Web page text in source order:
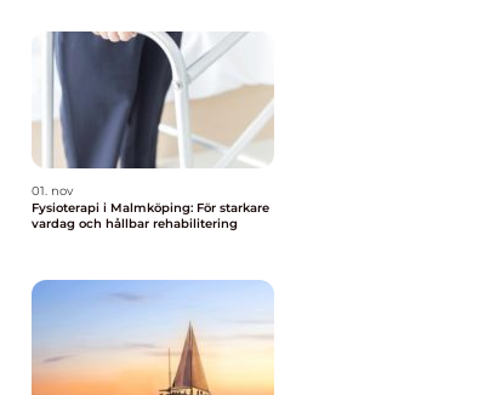
01. nov
Fysioterapi i Malmköping: För starkare
vardag och hållbar rehabilitering